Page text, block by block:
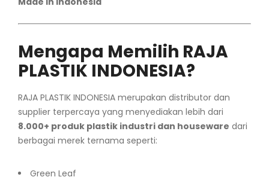
Mengapa Memilih RAJA
PLASTIK INDONESIA?
RAJA PLASTIK INDONESIA merupakan distributor dan
supplier terpercaya yang menyediakan lebih dari
8.000+ produk plastik industri dan houseware dari
berbagai merek ternama seperti:
Green Leaf